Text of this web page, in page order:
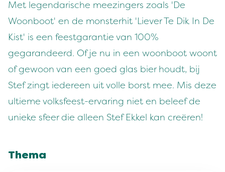
Met legendarische meezingers zoals 'De
Woonboot' en de monsterhit 'Liever Te Dik In De
Kist' is een feestgarantie van 100%
gegarandeerd. Of je nu in een woonboot woont
of gewoon van een goed glas bier houdt, bij
Stef zingt iedereen uit volle borst mee. Mis deze
ultieme volksfeest-ervaring niet en beleef de
unieke sfeer die alleen Stef Ekkel kan creëren!
Thema